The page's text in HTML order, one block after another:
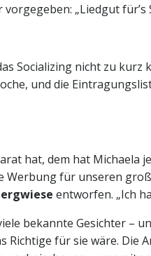
vorgegeben: „Liedgut
Socializing nicht zu
und die
hat, dem hat Michaela
Werbung für unseren
entworfen. „Ich
bekannte Gesichter –
Richtige für sie wäre. Die